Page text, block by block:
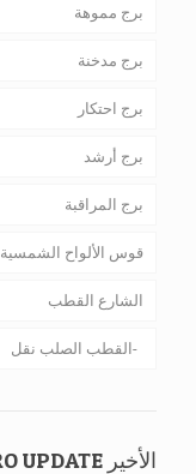
برج مموهة
برج مدخنة
برج احتكار
برج أرشد
برج المراقبة
قوس الألواح الشمسية
الشارع القطب
القطب الصلب نقل
الأخير PRO UPDATE